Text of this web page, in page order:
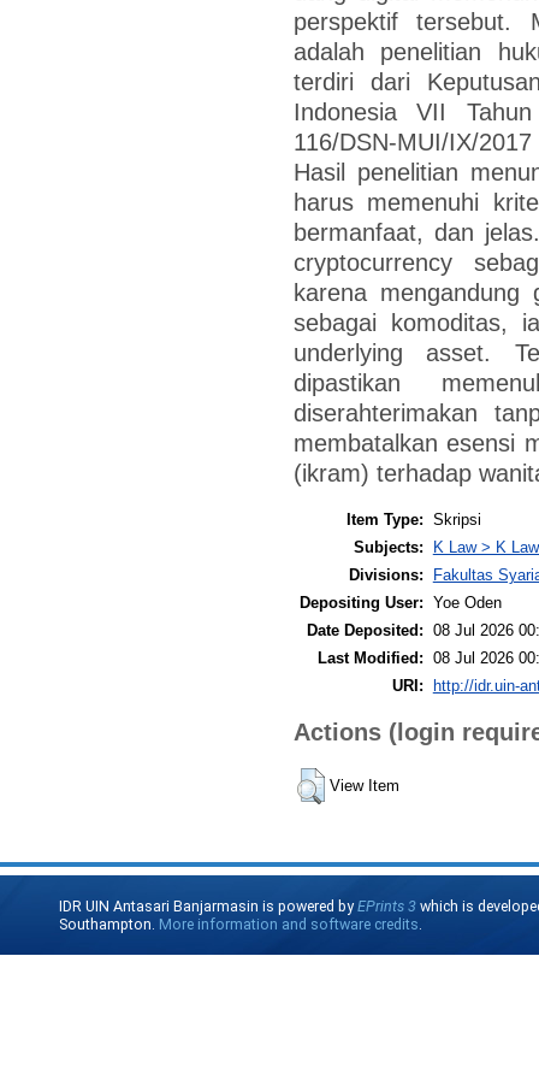
perspektif tersebut.
adalah penelitian
terdiri dari
Indonesia VII
116/DSN-MUI/IX/
Hasil penelitian
harus memenuhi
bermanfaat, dan
cryptocurrency
karena
sebagai komoditas,
underlying asset.
dipastikan
diserahterimakan
membatalkan esensi
(ikram) terhadap
Item Type: Skripsi
Subjects:
K Law > K
Divisions:
Fakultas
Depositing User: Yoe Oden
Date Deposited: 08 Jul 2026
Last Modified: 08 Jul 2026
URI: http://idr.uin-
Actions (login
View Item
IDR UIN Antasari Banjarmasin is powered byEPrints 3 which is
Southampton. More information and software credits.